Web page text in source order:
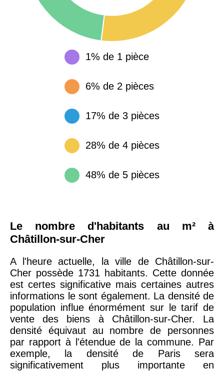
1% de 1 pièce
6% de 2 pièces
17% de 3 pièces
28% de 4 pièces
48% de 5 pièces
Le nombre d'habitants au m² à
Châtillon-sur-Cher
A l'heure actuelle, la ville de Châtillon-sur-
Cher possède 1731 habitants. Cette donnée
est certes significative mais certaines autres
informations le sont également. La densité de
population influe énormément sur le tarif de
vente des biens à Châtillon-sur-Cher. La
densité équivaut au nombre de personnes
par rapport à l'étendue de la commune. Par
exemple, la densité de Paris sera
significativement plus importante en